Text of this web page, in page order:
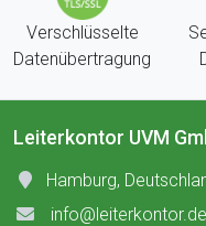
Verschlüsselte
Datenübertragung
Leiterkontor UVM
Hamburg,
info@leiterkontor.de